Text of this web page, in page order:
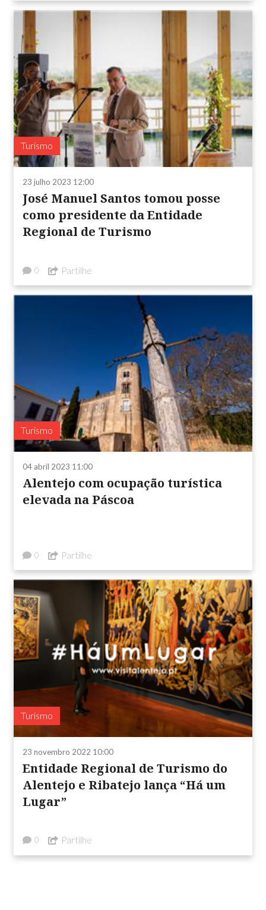
Turismo
23 julho 2023 12:00
José Manuel Santos tomou posse
como presidente da Entidade
Regional de Turismo
0 Partilhe
Turismo
04 abril 2023 11:00
Alentejo com ocupação turística
elevada na Páscoa
0 Partilhe
Turismo
23 novembro 2022 10:00
Entidade Regional de Turismo do
Alentejo e Ribatejo lança “Há um
Lugar”
0 Partilhe